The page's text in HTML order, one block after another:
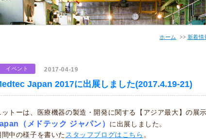
ホーム 新着情
イベント 2017-04-19
Japan 2017に出展しました(2017.4.19-21)
ットーは、医療機器の製造・開発に関する【アジア最大】の展
（メドテック ジャパン） に出展しました。
間中の様子を書いた スタッフブログはこちら 。